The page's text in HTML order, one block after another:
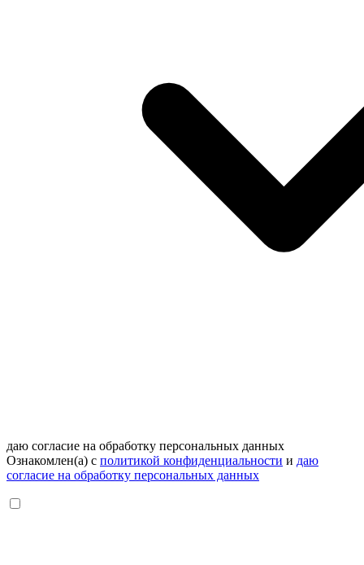
даю согласие на обработку персональных данных
Ознакомлен(а) с политикой конфиденциальности и даю
согласие на обработку персональных данных